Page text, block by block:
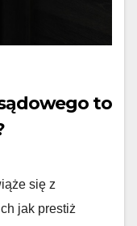
to
się z
jak prestiż